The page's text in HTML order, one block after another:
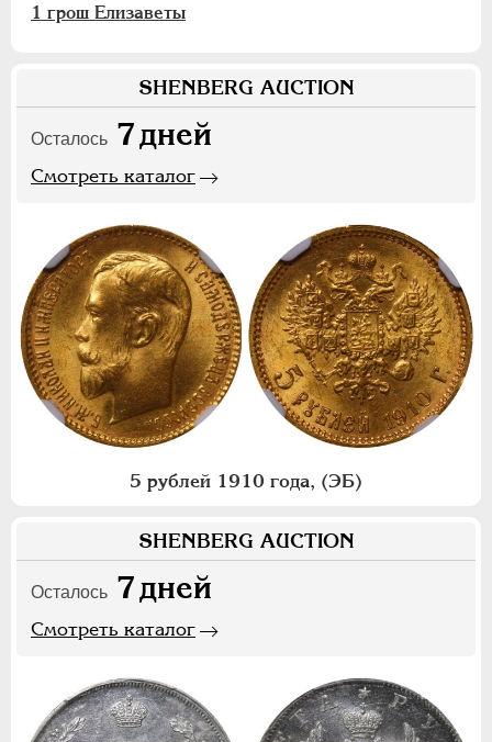
1 грош Елизаветы
SHENBERG AUCTION
Осталось 7дней
Смотреть каталог
5 рублей 1910 года, (ЭБ)
SHENBERG AUCTION
Осталось 7дней
Смотреть каталог